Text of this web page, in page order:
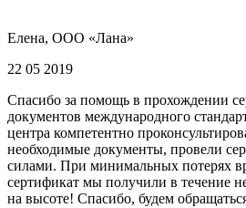
Елена, ООО «Лана»
22 05 2019
Спасибо за помощь в прохождении
документов международного
центра компетентно
необходимые документы, провели
силами. При минимальных потерях
сертификат мы получили в течение
на высоте! Спасибо, будем